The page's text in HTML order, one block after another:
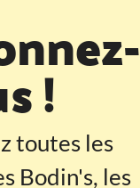
!
toutes les
Bodin's, les